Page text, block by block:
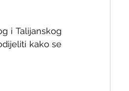
i Talijanskog
kako se